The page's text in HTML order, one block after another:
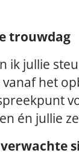
trouwdag
ik jullie
het
én jullie